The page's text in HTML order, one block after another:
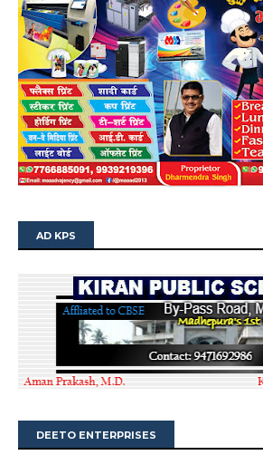
AD KPS
DEETO ENTERPRISES